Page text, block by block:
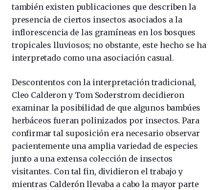
también existen publicaciones que describen la
presencia de ciertos insectos asociados a la
inflorescencia de las gramíneas en los bosques
tropicales lluviosos; no obstante, este hecho se ha
interpretado como una asociación casual.
Descontentos con la interpretación tradicional,
Cleo Calderon y Tom Soderstrom decidieron
examinar la posibilidad de que algunos bambúes
herbáceos fueran polinizados por insectos. Para
confirmar tal suposición era necesario observar
pacientemente una amplia variedad de especies
junto a una extensa colección de insectos
visitantes. Con tal fin, dividieron el trabajo y
mientras Calderón llevaba a cabo la mayor parte